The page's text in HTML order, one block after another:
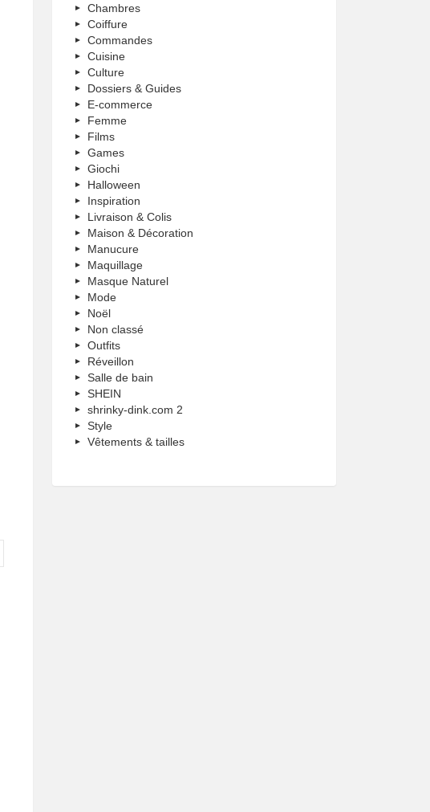
Chambres
Coiffure
Commandes
Cuisine
Culture
Dossiers & Guides
E-commerce
Femme
Films
Games
Giochi
Halloween
Inspiration
Livraison & Colis
Maison & Décoration
Manucure
Maquillage
Masque Naturel
Mode
Noël
Non classé
Outfits
Réveillon
Salle de bain
SHEIN
shrinky-dink.com 2
Style
Vêtements & tailles